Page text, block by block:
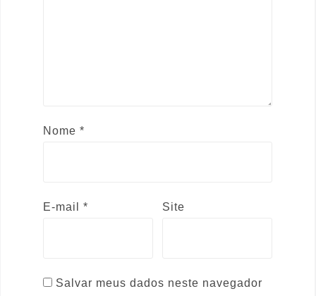
Nome *
E-mail * Site
Salvar meus dados neste navegador